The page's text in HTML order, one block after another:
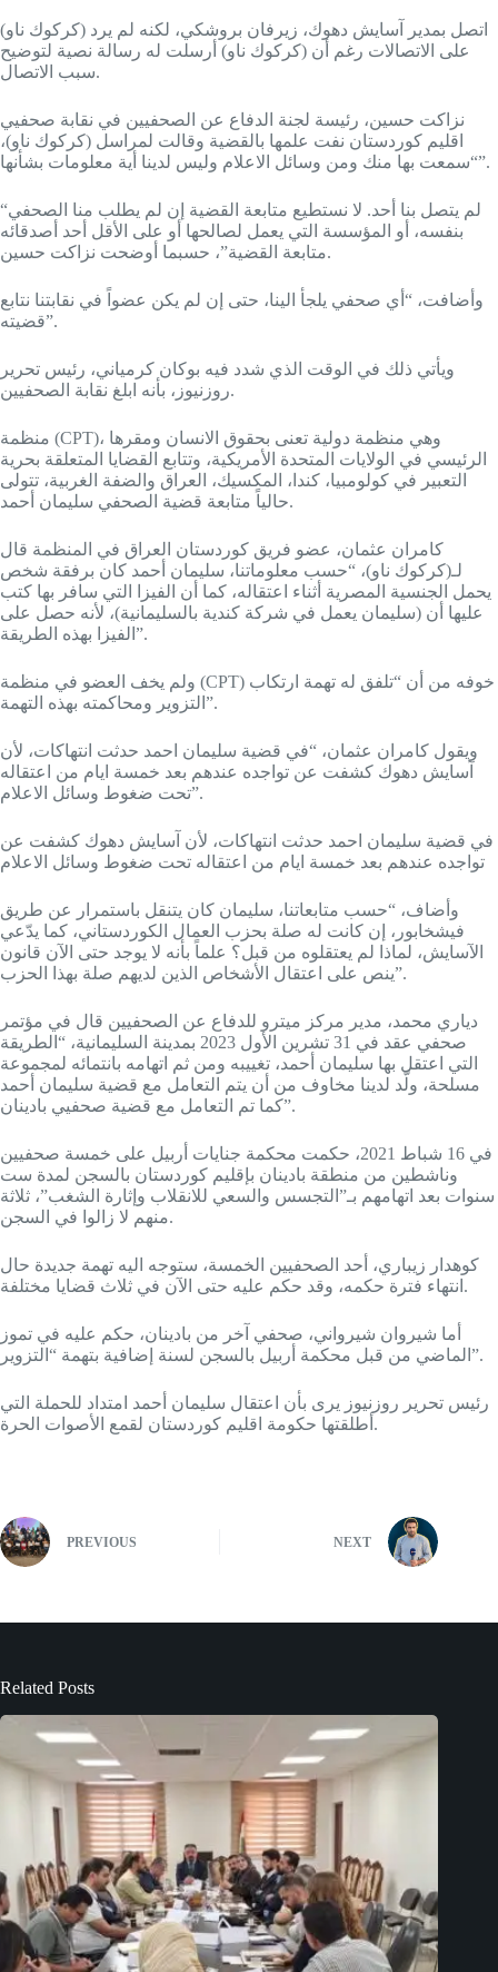
(كركوك ناو) اتصل بمدير آسايش دهوك، زيرفان بروشكي، لكنه لم يرد
على الاتصالات رغم أن (كركوك ناو) أرسلت له رسالة نصية لتوضيح
سبب الاتصال.
نزاكت حسين، رئيسة لجنة الدفاع عن الصحفيين في نقابة صحفيي
اقليم كوردستان نفت علمها بالقضية وقالت لمراسل (كركوك ناو)،
“سمعت بها منك ومن وسائل الاعلام وليس لدينا أية معلومات بشأنها”.
“لم يتصل بنا أحد. لا نستطيع متابعة القضية إن لم يطلب منا الصحفي
بنفسه، أو المؤسسة التي يعمل لصالحها أو على الأقل أحد أصدقائه
متابعة القضية”، حسبما أوضحت نزاكت حسين.
وأضافت، “أي صحفي يلجأ الينا، حتى إن لم يكن عضواً في نقابتنا نتابع
قضيته”.
ويأتي ذلك في الوقت الذي شدد فيه بوكان كرمياني، رئيس تحرير
روزنيوز، بأنه ابلغ نقابة الصحفيين.
منظمة (CPT)، وهي منظمة دولية تعنى بحقوق الانسان ومقرها
الرئيسي في الولايات المتحدة الأمريكية، وتتابع القضايا المتعلقة بحرية
التعبير في كولومبيا، كندا، المكسيك، العراق والضفة الغربية، تتولى
حالياً متابعة قضية الصحفي سليمان أحمد.
كامران عثمان، عضو فريق كوردستان العراق في المنظمة قال
لـ(كركوك ناو)، “حسب معلوماتنا، سليمان أحمد كان برفقة شخص
يحمل الجنسية المصرية أثناء اعتقاله، كما أن الفيزا التي سافر بها كتب
عليها أن (سليمان يعمل في شركة كندية بالسليمانية)، لأنه حصل على
الفيزا بهذه الطريقة”.
ولم يخف العضو في منظمة (CPT) خوفه من أن “تلفق له تهمة ارتكاب
التزوير ومحاكمته بهذه التهمة”.
ويقول كامران عثمان، “في قضية سليمان احمد حدثت انتهاكات، لأن
آسايش دهوك كشفت عن تواجده عندهم بعد خمسة ايام من اعتقاله
تحت ضغوط وسائل الاعلام”.
في قضية سليمان احمد حدثت انتهاكات، لأن آسايش دهوك كشفت عن
تواجده عندهم بعد خمسة ايام من اعتقاله تحت ضغوط وسائل الاعلام
وأضاف، “حسب متابعاتنا، سليمان كان يتنقل باستمرار عن طريق
فيشخابور، إن كانت له صلة بحزب العمال الكوردستاني، كما يدّعي
الآسايش، لماذا لم يعتقلوه من قبل؟ علماً بأنه لا يوجد حتى الآن قانون
ينص على اعتقال الأشخاص الذين لديهم صلة بهذا الحزب”.
دياري محمد، مدير مركز ميترو للدفاع عن الصحفيين قال في مؤتمر
صحفي عقد في 31 تشرين الأول 2023 بمدينة السليمانية، “الطريقة
التي اعتقل بها سليمان أحمد، تغييبه ومن ثم اتهامه بانتمائه لمجموعة
مسلحة، ولّد لدينا مخاوف من أن يتم التعامل مع قضية سليمان أحمد
كما تم التعامل مع قضية صحفيي بادينان”.
في 16 شباط 2021، حكمت محكمة جنايات أربيل على خمسة صحفيين
وناشطين من منطقة بادينان بإقليم كوردستان بالسجن لمدة ست
سنوات بعد اتهامهم بـ”التجسس والسعي للانقلاب وإثارة الشغب”، ثلاثة
منهم لا زالوا في السجن.
كوهدار زيباري، أحد الصحفيين الخمسة، ستوجه اليه تهمة جديدة حال
انتهاء فترة حكمه، وقد حكم عليه حتى الآن في ثلاث قضايا مختلفة.
أما شيروان شيرواني، صحفي آخر من بادينان، حكم عليه في تموز
الماضي من قبل محكمة أربيل بالسجن لسنة إضافية بتهمة “التزوير”.
رئيس تحرير روزنيوز يرى بأن اعتقال سليمان أحمد امتداد للحملة التي
أطلقتها حكومة اقليم كوردستان لقمع الأصوات الحرة.
PREVIOUS NEXT
Related Posts